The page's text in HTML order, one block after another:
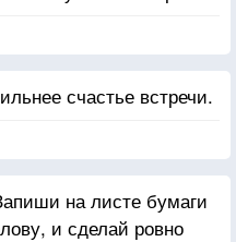
счастье встречи.
на листе бумаги
и сделай ровно